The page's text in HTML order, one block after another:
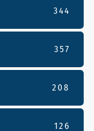
344
357
208
126